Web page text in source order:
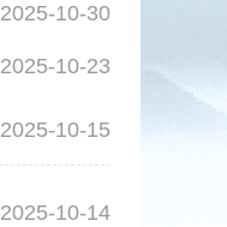
2025-10-30
2025-10-23
2025-10-15
2025-10-14